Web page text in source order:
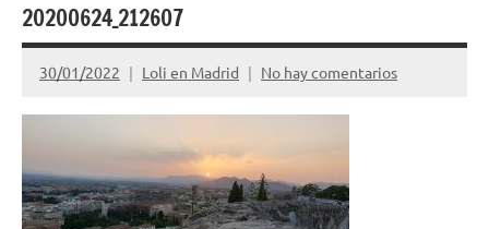
20200624_212607
30/01/2022 Loli en Madrid No hay comentarios